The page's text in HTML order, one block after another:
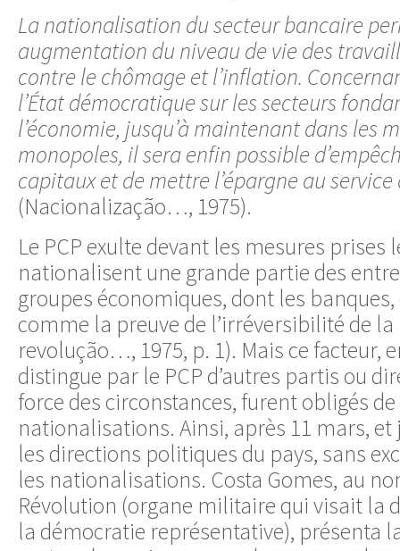
La nationalisation du secteur bancaire
augmentation du niveau de vie des
contre le chômage et l’inflation.
l’État démocratique sur les secteurs
l’économie, jusqu’à maintenant dans les
monopoles, il sera enfin possible
capitaux et de mettre l’épargne au service
(Nacionalização…, 1975).
Le PCP exulte devant les mesures prises
nationalisent une grande partie des
groupes économiques, dont les
comme la preuve de l’irréversibilité de la
revolução…, 1975, p. 1). Mais ce facteur,
distingue par le PCP d’autres partis ou
force des circonstances, furent obligés
nationalisations. Ainsi, après 11 mars, et
les directions politiques du pays, sans
les nationalisations. Costa Gomes, au
Révolution (organe militaire qui visait la
la démocratie représentative), présenta